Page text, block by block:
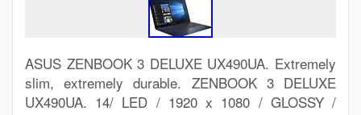
ASUS ZENBOOK 3 DELUXE UX490UA. Extremely
slim, extremely durable. ZENBOOK 3 DELUXE
UX490UA. 14/ LED / 1920 x 1080 / GLOSSY /